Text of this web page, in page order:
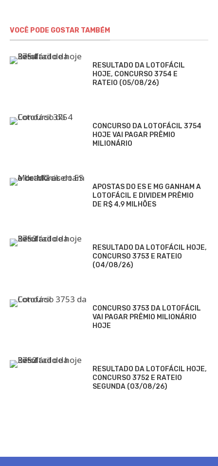
VOCÊ PODE GOSTAR TAMBÉM
RESULTADO DA LOTOFÁCIL
HOJE, CONCURSO 3754 E
RATEIO (05/08/26)
CONCURSO DA LOTOFÁCIL 3754
HOJE VAI PAGAR PRÊMIO
MILIONÁRIO
APOSTAS DO ES E MG GANHAM A
LOTOFÁCIL E DIVIDEM PRÊMIO
DE R$ 4,9 MILHÕES
RESULTADO DA LOTOFÁCIL HOJE,
CONCURSO 3753 E RATEIO
(04/08/26)
CONCURSO 3753 DA LOTOFÁCIL
VAI PAGAR PRÊMIO MILIONÁRIO
HOJE
RESULTADO DA LOTOFÁCIL HOJE,
CONCURSO 3752 E RATEIO
SEGUNDA (03/08/26)